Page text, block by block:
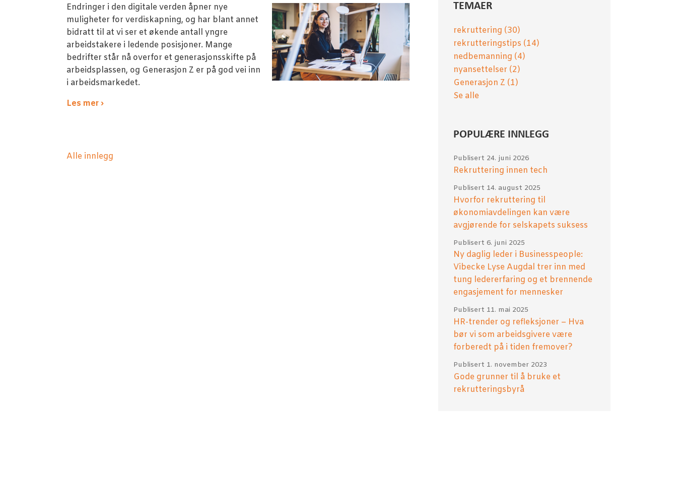
Endringer i den digitale verden åpner nye
muligheter for verdiskapning, og har blant annet
bidratt til at vi ser et økende antall yngre
arbeidstakere i ledende posisjoner. Mange
bedrifter står nå overfor et generasjonsskifte på
arbeidsplassen, og Generasjon Z er på god vei inn
i arbeidsmarkedet.
Les mer ›
Alle innlegg
TEMAER
rekruttering (30)
rekrutteringstips (14)
nedbemanning (4)
nyansettelser (2)
Generasjon Z (1)
Se alle
POPULÆRE INNLEGG
Rekruttering innen tech
Publisert 24. juni 2026
Hvorfor rekruttering til
økonomiavdelingen kan være
avgjørende for selskapets suksess
Publisert 14. august 2025
Ny daglig leder i Businesspeople:
Vibecke Lyse Augdal trer inn med
tung ledererfaring og et brennende
engasjement for mennesker
Publisert 6. juni 2025
HR-trender og refleksjoner – Hva
bør vi som arbeidsgivere være
forberedt på i tiden fremover?
Publisert 11. mai 2025
Gode grunner til å bruke et
rekrutteringsbyrå
Publisert 1. november 2023